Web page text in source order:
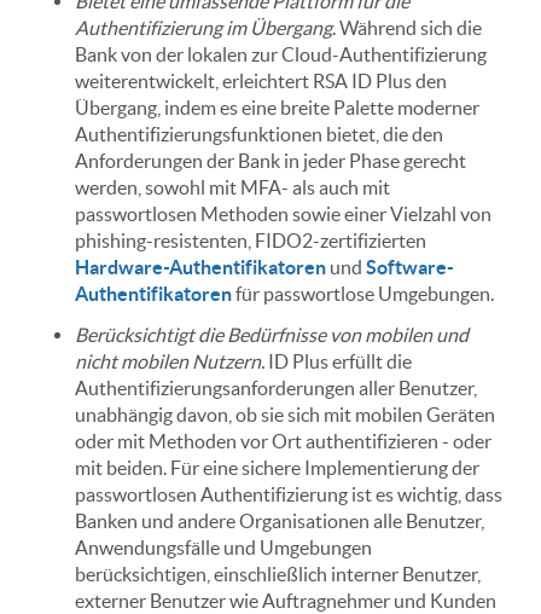
Authentifizierung im Übergang. Während sich die
Bank von der lokalen zur Cloud-Authentifizierung
weiterentwickelt, erleichtert RSA ID Plus den
Übergang, indem es eine breite Palette moderner
Authentifizierungsfunktionen bietet, die den
Anforderungen der Bank in jeder Phase gerecht
werden, sowohl mit MFA- als auch mit
passwortlosen Methoden sowie einer Vielzahl von
phishing-resistenten, FIDO2-zertifizierten
Hardware-Authentifikatoren und Software-
Authentifikatorenfür passwortlose Umgebungen.
Berücksichtigt die Bedürfnisse von mobilen und
nicht mobilen Nutzern.
ID Plus erfüllt die
Authentifizierungsanforderungen aller Benutzer,
unabhängig davon, ob sie sich mit mobilen Geräten
oder mit Methoden vor Ort authentifizieren - oder
mit beiden. Für eine sichere Implementierung der
passwortlosen Authentifizierung ist es wichtig, dass
Banken und andere Organisationen alle Benutzer,
Anwendungsfälle und Umgebungen
berücksichtigen, einschließlich interner Benutzer,
externer Benutzer wie Auftragnehmer und Kunden